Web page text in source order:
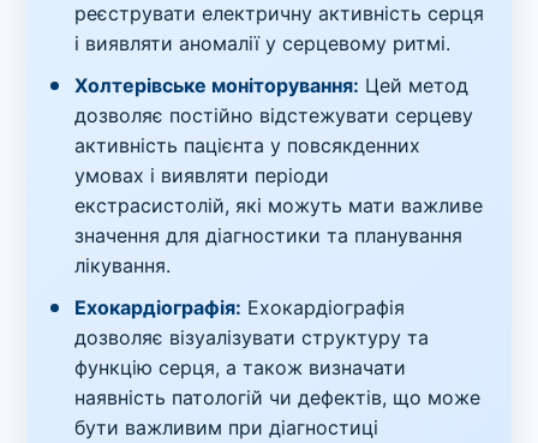
реєструвати електричну активність серця
і виявляти аномалії у серцевому ритмі.
Холтерівське моніторування: Цей метод
дозволяє постійно відстежувати серцеву
активність пацієнта у повсякденних
умовах і виявляти періоди
екстрасистолій, які можуть мати важливе
значення для діагностики та планування
лікування.
Ехокардіографія: Ехокардіографія
дозволяє візуалізувати структуру та
функцію серця, а також визначати
наявність патологій чи дефектів, що може
бути важливим при діагностиці